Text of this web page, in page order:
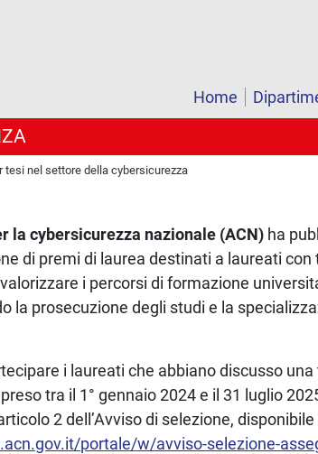
Home
tesi nel settore della cybersicurezza
la cybersicurezza nazionale (ACN) ha
di premi di laurea destinati a laureati
valorizzare i percorsi di formazione
la prosecuzione degli studi e la
i laureati che abbiano discusso
tra il 1° gennaio 2024 e il 31 luglio
2 dell’Avviso di selezione,
portale/w/avviso-selezione-